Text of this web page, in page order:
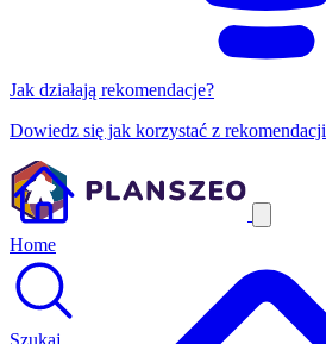
Jak działają rekomendacje?
Dowiedz się jak korzystać z rekomendacji
Home
Szukaj